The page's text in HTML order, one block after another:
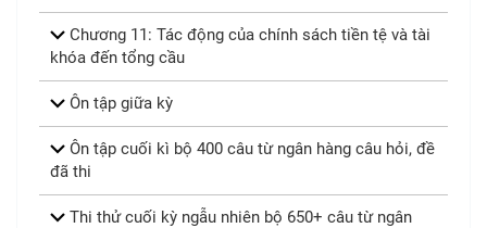
Chương 11: Tác động của chính sách tiền tệ và tài
khóa đến tổng cầu
Ôn tập giữa kỳ
Ôn tập cuối kì bộ 400 câu từ ngân hàng câu hỏi, đề
đã thi
Thi thử cuối kỳ ngẫu nhiên bộ 650+ câu từ ngân